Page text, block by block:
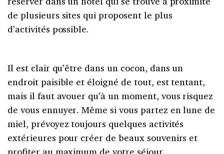
de plusieurs sites qui proposent le plus
d’activités possible.
Il est clair qu’être dans un cocon, dans un
endroit paisible et éloigné de tout, est tentant,
mais il faut avouer qu’à un moment, vous risquez
de vous ennuyer. Même si vous partez en lune de
miel, prévoyez toujours quelques activités
extérieures pour créer de beaux souvenirs et
profiter au maximum de votre séjour.